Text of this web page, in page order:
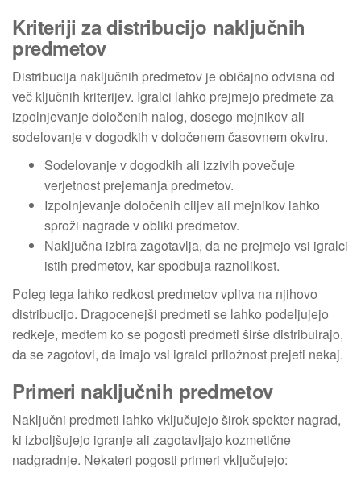
Kriteriji za distribucijo naključnih
predmetov
Distribucija naključnih predmetov je običajno odvisna od
več ključnih kriterijev. Igralci lahko prejmejo predmete za
izpolnjevanje določenih nalog, dosego mejnikov ali
sodelovanje v dogodkih v določenem časovnem okviru.
Sodelovanje v dogodkih ali izzivih povečuje
verjetnost prejemanja predmetov.
Izpolnjevanje določenih ciljev ali mejnikov lahko
sproži nagrade v obliki predmetov.
Naključna izbira zagotavlja, da ne prejmejo vsi igralci
istih predmetov, kar spodbuja raznolikost.
Poleg tega lahko redkost predmetov vpliva na njihovo
distribucijo. Dragocenejši predmeti se lahko podeljujejo
redkeje, medtem ko se pogosti predmeti širše distribuirajo,
da se zagotovi, da imajo vsi igralci priložnost prejeti nekaj.
Primeri naključnih predmetov
Naključni predmeti lahko vključujejo širok spekter nagrad,
ki izboljšujejo igranje ali zagotavljajo kozmetične
nadgradnje. Nekateri pogosti primeri vključujejo: